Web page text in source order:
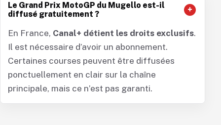
Le Grand Prix MotoGP du Mugello est-il
diffusé gratuitement ?
En France, Canal+ détient les droits exclusifs.
Il est nécessaire d’avoir un abonnement.
Certaines courses peuvent être diffusées
ponctuellement en clair sur la chaîne
principale, mais ce n’est pas garanti.